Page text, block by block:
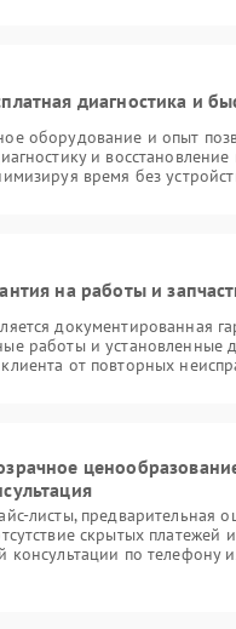
диагностика и
оборудование и опыт
и
время без
на работы и
документированная
работы и установленные
от повторных
листы, предварительная
скрытых платежей
консультации по телефону